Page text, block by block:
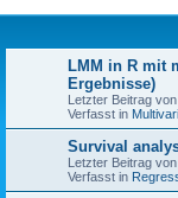
LMM in R mit
Ergebnisse)
Letzter Beitrag von
Verfasst in
Survival
Letzter Beitrag von
Verfasst in